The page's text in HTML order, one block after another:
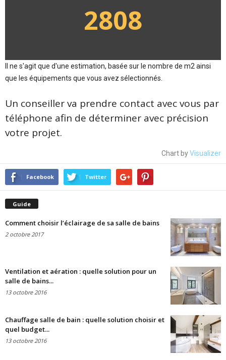
2808
Il ne s'agit que d'une estimation, basée sur le nombre de m2 ainsi
que les équipements que vous avez sélectionnés.
Un conseiller va prendre contact avec vous par
téléphone afin de déterminer avec précision
votre projet.
Chart byVisualizer
Facebook Twitter
Guide
Comment choisir l’éclairage de sa salle de bains
2 octobre 2017
Ventilation et aération : quelle solution pour un
salle de bains...
13 octobre 2016
Chauffage salle de bain : quelle solution choisir et
quel budget...
13 octobre 2016